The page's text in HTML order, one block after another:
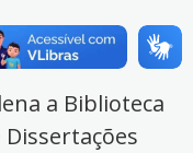
a Biblioteca